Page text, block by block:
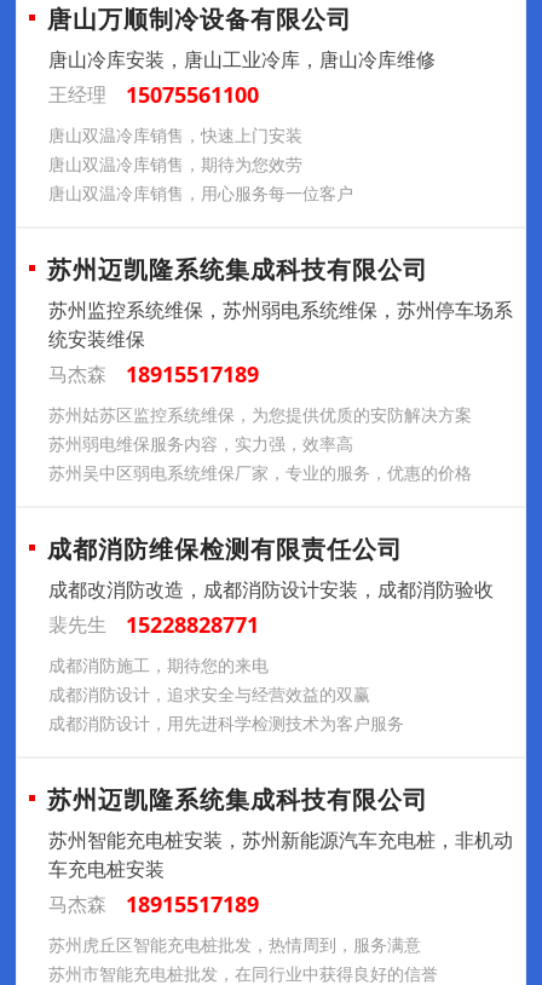
唐山万顺制冷设备有限公司
唐山冷库安装，唐山工业冷库，唐山冷库维修
王经理
15075561100
唐山双温冷库销售，快速上门安装
唐山双温冷库销售，期待为您效劳
唐山双温冷库销售，用心服务每一位客户
苏州迈凯隆系统集成科技有限公司
苏州监控系统维保，苏州弱电系统维保，苏州停车场系
统安装维保
马杰森
18915517189
苏州姑苏区监控系统维保，为您提供优质的安防解决方案
苏州弱电维保服务内容，实力强，效率高
苏州吴中区弱电系统维保厂家，专业的服务，优惠的价格
成都消防维保检测有限责任公司
成都改消防改造，成都消防设计安装，成都消防验收
裴先生
15228828771
成都消防施工，期待您的来电
成都消防设计，追求安全与经营效益的双赢
成都消防设计，用先进科学检测技术为客户服务
苏州迈凯隆系统集成科技有限公司
苏州智能充电桩安装，苏州新能源汽车充电桩，非机动
车充电桩安装
马杰森
18915517189
苏州虎丘区智能充电桩批发，热情周到，服务满意
苏州市智能充电桩批发，在同行业中获得良好的信誉